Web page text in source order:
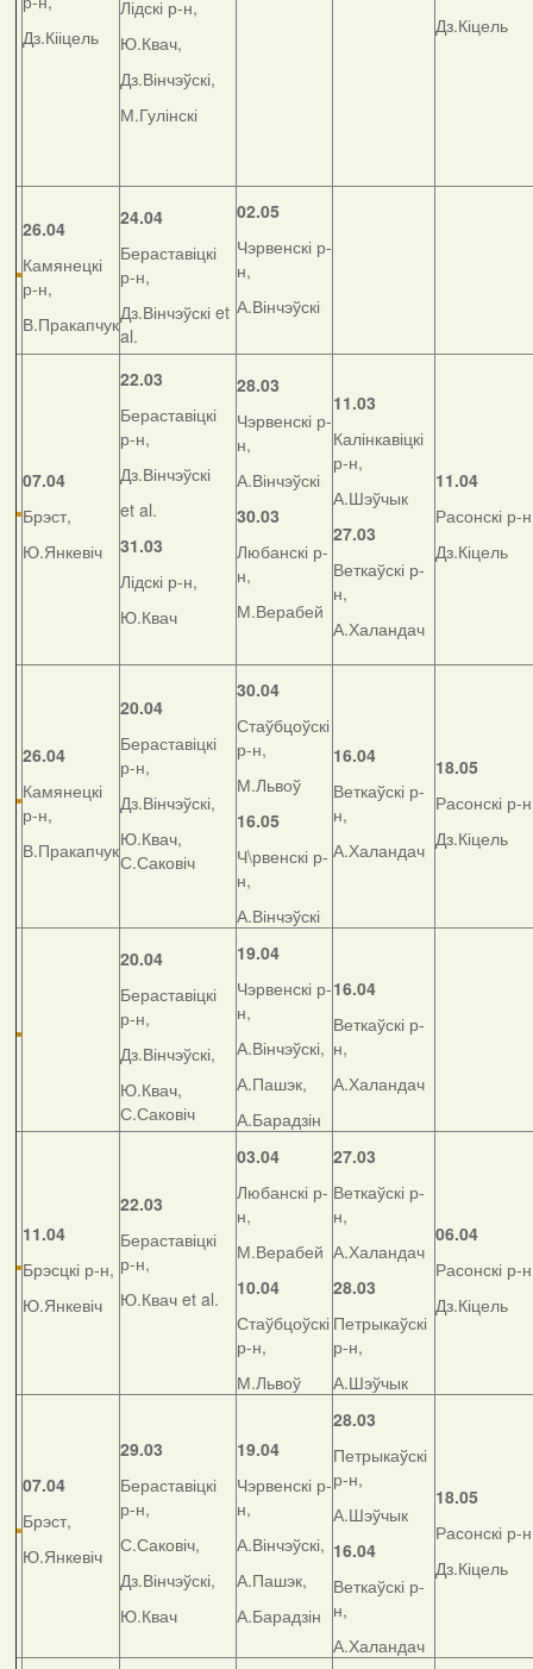
Дз.Кііцель
Лідскі р-н,
Ю.Квач,
Дз.Вінчэўскі,
М.Гулінскі
Дз.Кіцель
26.04
Камянецкі
р-н,
В.Пракапчук
24.04
Бераставіцкі
р-н,
Дз.Вінчэўскі et
al.
02.05
Чэрвенскі р-
н,
А.Вінчэўскі
07.04
Брэст,
Ю.Янкевіч
22.03
Бераставіцкі
р-н,
Дз.Вінчэўскі
et al.
31.03
Лідскі р-н,
Ю.Квач
28.03
Чэрвенскі р-
н,
А.Вінчэўскі
30.03
Любанскі р-
н,
М.Верабей
11.03
Калінкавіцкі
р-н,
А.Шэўчык
27.03
Веткаўскі р-
н,
А.Халандач
11.04
Расонскі р-
Дз.Кіцель
26.04
Камянецкі
р-н,
В.Пракапчук
20.04
Бераставіцкі
р-н,
Дз.Вінчэўскі,
Ю.Квач,
С.Саковіч
30.04
Стаўбцоўскі
р-н,
М.Львоў
16.05
Ч\рвенскі р-
н,
А.Вінчэўскі
16.04
Веткаўскі р-
н,
А.Халандач
18.05
Расонскі р-
Дз.Кіцель
20.04
Бераставіцкі
р-н,
Дз.Вінчэўскі,
Ю.Квач,
С.Саковіч
19.04
Чэрвенскі р-
н,
А.Вінчэўскі,
А.Пашэк,
А.Барадзін
16.04
Веткаўскі р-
н,
А.Халандач
11.04
Брэсцкі р-н,
Ю.Янкевіч
22.03
Бераставіцкі
р-н,
Ю.Квач et al.
03.04
Любанскі р-
н,
М.Верабей
10.04
Стаўбцоўскі
р-н,
М.Львоў
27.03
Веткаўскі р-
н,
А.Халандач
28.03
Петрыкаўскі
р-н,
А.Шэўчык
06.04
Расонскі р-
Дз.Кіцель
07.04
Брэст,
Ю.Янкевіч
29.03
Бераставіцкі
р-н,
С.Саковіч,
Дз.Вінчэўскі,
Ю.Квач
19.04
Чэрвенскі р-
н,
А.Вінчэўскі,
А.Пашэк,
А.Барадзін
28.03
Петрыкаўскі
р-н,
А.Шэўчык
16.04
Веткаўскі р-
н,
А.Халандач
18.05
Расонскі р-
Дз.Кіцель